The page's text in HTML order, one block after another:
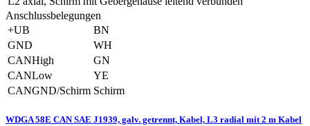
Anschlussbelegungen
+UB
BN
GND
WH
CANHigh
GN
CANLow
YE
CANGND/Schirm Schirm
WDGA 58E CAN SAE J1939, galv. getrennt, Kabel, L3 radial mit 2 m Kabel